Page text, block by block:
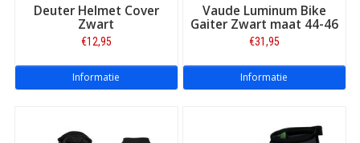
Deuter Helmet Cover
Zwart
€12,95
Informatie
Vaude Luminum Bike
Gaiter Zwart maat 44-46
€31,95
Informatie